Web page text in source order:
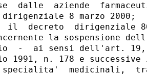
dalle  aziende
dirigenziale 8 marzo 2000;
il  decreto  dirigenziale
la sospensione
-  ai sensi dell'art. 19,
1991, n. 178 e
specialita'  medicinali,